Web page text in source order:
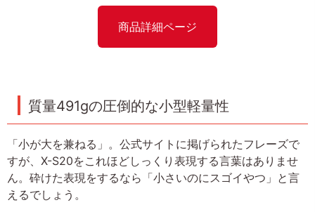
商品詳細ページ
質量491gの圧倒的な小型軽量性
「小が大を兼ねる」。公式サイトに掲げられたフレーズで
すが、X-S20をこれほどしっくり表現する言葉はありませ
ん。砕けた表現をするなら「小さいのにスゴイやつ」と言
えるでしょう。